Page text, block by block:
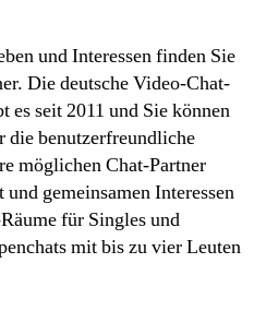
und Interessen finden Sie
Die deutsche Video-Chat-
seit 2011 und Sie können
die benutzerfreundliche
möglichen Chat-Partner
gemeinsamen Interessen
für Singles und
mit bis zu vier Leuten